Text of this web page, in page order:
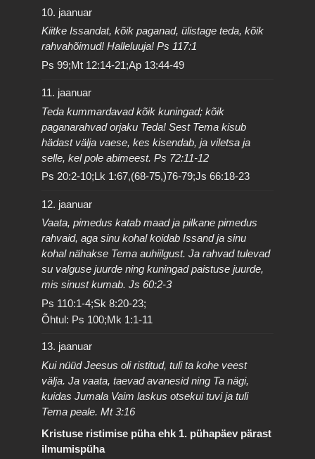
10. jaanuar
Kiitke Issandat, kõik paganad, ülistage teda, kõik
rahvahõimud! Halleluuja! Ps 117:1
Ps 99;Mt 12:14-21;Ap 13:44-49
11. jaanuar
Teda kummardavad kõik kuningad; kõik
paganarahvad orjaku Teda! Sest Tema kisub
hädast välja vaese, kes kisendab, ja viletsa ja
selle, kel pole abimeest. Ps 72:11-12
Ps 20:2-10;Lk 1:67,(68-75,)76-79;Js 66:18-23
12. jaanuar
Vaata, pimedus katab maad ja pilkane pimedus
rahvaid, aga sinu kohal koidab Issand ja sinu
kohal nähakse Tema auhiilgust. Ja rahvad tulevad
su valguse juurde ning kuningad paistuse juurde,
mis sinust kumab. Js 60:2-3
Ps 110:1-4;Sk 8:20-23;
Õhtul: Ps 100;Mk 1:1-11
13. jaanuar
Kui nüüd Jeesus oli ristitud, tuli ta kohe veest
välja. Ja vaata, taevad avanesid ning Ta nägi,
kuidas Jumala Vaim laskus otsekui tuvi ja tuli
Tema peale. Mt 3:16
Kristuse ristimise püha ehk 1. pühapäev pärast
ilmumispüha